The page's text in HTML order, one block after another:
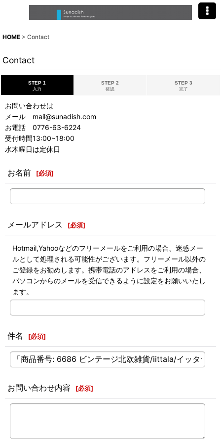
HOME > Contact
Contact
STEP 1
入力
STEP 2
確認
STEP 3
完了
お問い合わせは
メール mail@sunadish.com
お電話 0776-63-6224
受付時間13:00~18:00
水木曜日は定休日
お名前 [必須]
メールアドレス [必須]
Hotmail,Yahooなどのフリーメールをご利用の場合、迷惑メー
ルとして処理される可能性がございます。フリーメール以外の
ご登録をお勧めします。携帯電話のアドレスをご利用の場合、
パソコンからのメールを受信できるように設定をお願いいたし
ます。
件名 [必須]
お問い合わせ内容 [必須]